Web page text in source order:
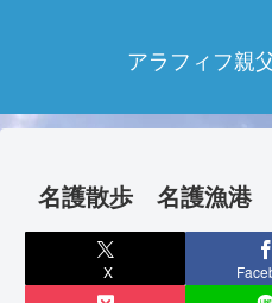
アラフィフ親
名護散歩 名護漁港
X